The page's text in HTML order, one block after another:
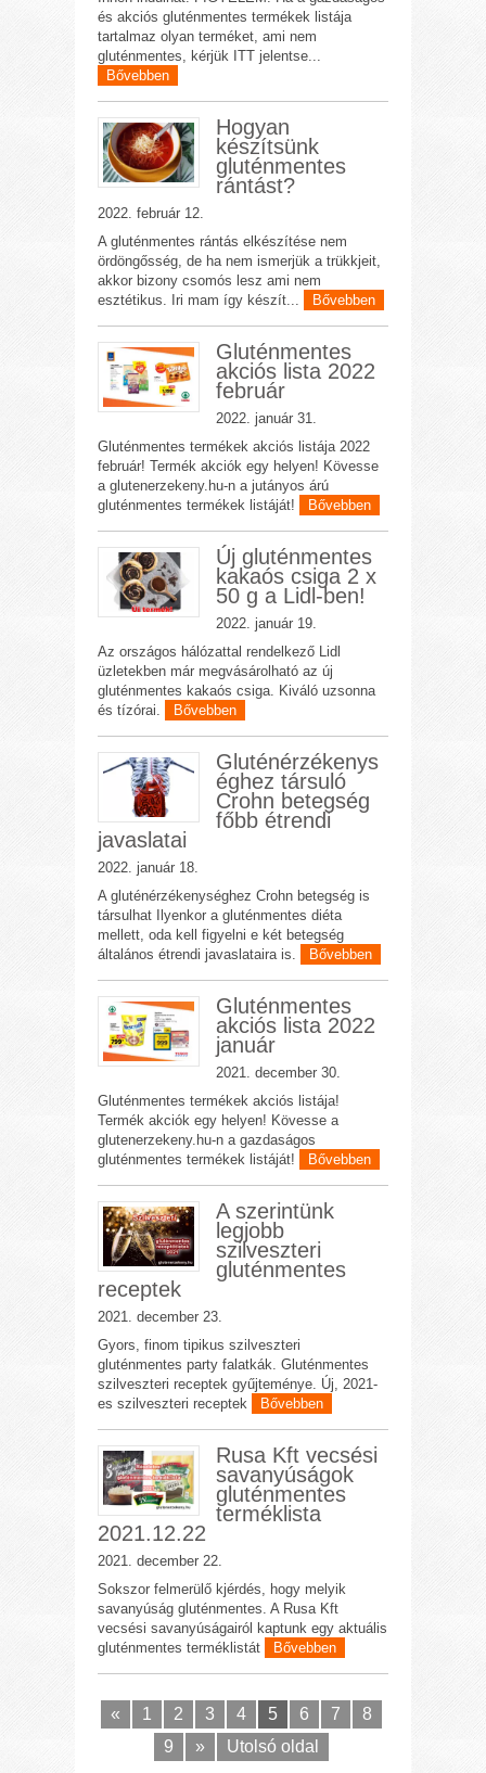
és akciós gluténmentes termékek listája
tartalmaz olyan terméket, ami nem
gluténmentes, kérjük ITT jelentse...
Bővebben
Hogyan
készítsünk
gluténmentes
rántást?
2022. február 12.
A gluténmentes rántás elkészítése nem
ördöngősség, de ha nem ismerjük a trükkjeit,
akkor bizony csomós lesz ami nem
esztétikus. Iri mam így készít...
Bővebben
Gluténmentes
akciós lista 2022
február
2022. január 31.
Gluténmentes termékek akciós listája 2022
február! Termék akciók egy helyen! Kövesse
a glutenerzekeny.hu-n a jutányos árú
gluténmentes termékek listáját!
Bővebben
Új gluténmentes
kakaós csiga 2 x
50 g a Lidl-ben!
2022. január 19.
Az országos hálózattal rendelkező Lidl
üzletekben már megvásárolható az új
gluténmentes kakaós csiga. Kiváló uzsonna
és tízórai.
Bővebben
Gluténérzékenys
éghez társuló
Crohn betegség
főbb étrendi
javaslatai
2022. január 18.
A gluténérzékenységhez Crohn betegség is
társulhat Ilyenkor a gluténmentes diéta
mellett, oda kell figyelni e két betegség
általános étrendi javaslataira is.
Bővebben
Gluténmentes
akciós lista 2022
január
2021. december 30.
Gluténmentes termékek akciós listája!
Termék akciók egy helyen! Kövesse a
glutenerzekeny.hu-n a gazdaságos
gluténmentes termékek listáját!
Bővebben
A szerintünk
legjobb
szilveszteri
gluténmentes
receptek
2021. december 23.
Gyors, finom tipikus szilveszteri
gluténmentes party falatkák. Gluténmentes
szilveszteri receptek gyűjteménye. Új, 2021-
es szilveszteri receptek
Bővebben
Rusa Kft vecsési
savanyúságok
gluténmentes
terméklista
2021.12.22
2021. december 22.
Sokszor felmerülő kjérdés, hogy melyik
savanyúság gluténmentes. A Rusa Kft
vecsési savanyúságairól kaptunk egy aktuális
gluténmentes terméklistát
Bővebben
« 1 2 3 4 5 6 7
8
9
» Utolsó oldal